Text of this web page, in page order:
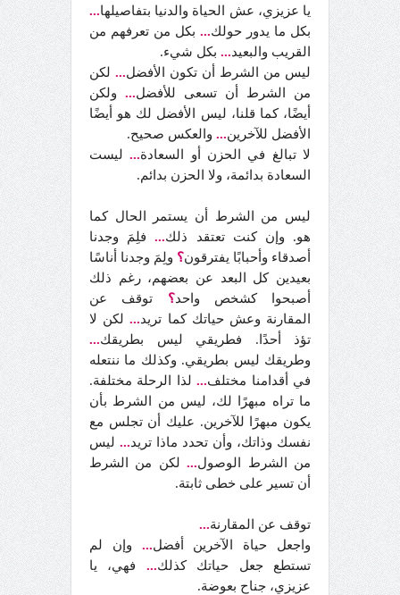
يا عزيزي، عش الحياة والدنيا بتفاصيلها...
بكل ما يدور حولك... بكل من تعرفهم من
القريب والبعيد... بكل شيء.
ليس من الشرط أن تكون الأفضل... لكن
من الشرط أن تسعى للأفضل... ولكن
أيضًا، كما قلنا، ليس الأفضل لك هو أيضًا
الأفضل للآخرين... والعكس صحيح.
لا تبالغ في الحزن أو السعادة...ليست
السعادة بدائمة، ولا الحزن بدائم.
ليس من الشرط أن يستمر الحال كما
هو. وإن كنت تعتقد ذلك...فلِمَ وجدنا
أصدقاء وأحبابًا يفترقون؟ ولِمَ وجدنا أناسًا
بعيدين كل البعد عن بعضهم، رغم ذلك
أصبحوا كشخص واحد؟ توقف عن
المقارنة وعش حياتك كما تريد...لكن لا
تؤذ أحدًا. فطريقي ليس بطريقك...
وطريقك ليس بطريقي. وكذلك ما ننتعله
في أقدامنا مختلف...لذا الرحلة مختلفة.
ما تراه مبهرًا لك، ليس من الشرط بأن
يكون مبهرًا للآخرين. عليك أن تجلس مع
نفسك وذاتك، وأن تحدد ماذا تريد... ليس
من الشرط الوصول...لكن من الشرط
أن تسير على خطى ثابتة.
توقف عن المقارنة...
واجعل حياة الآخرين أفضل... وإن لم
تستطع جعل حياتك كذلك... فهي، يا
عزيزي، جناح بعوضة.